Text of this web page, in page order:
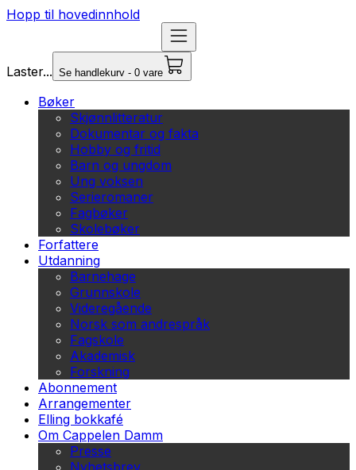
Hopp til hovedinnhold
Laster... Se handlekurv - 0 vare
Bøker
Skjønnlitteratur
Dokumentar og fakta
Hobby og fritid
Barn og ungdom
Ung voksen
Serieromaner
Fagbøker
Skolebøker
Forfattere
Utdanning
Barnehage
Grunnskole
Videregående
Norsk som andrespråk
Fagskole
Akademisk
Forskning
Abonnement
Arrangementer
Elling bokkafé
Om Cappelen Damm
Presse
Nyhetsbrev